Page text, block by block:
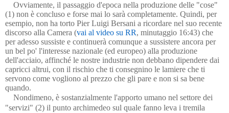
Ovviamente, il passaggio d'epoca nella produzione delle "cose"
(1) non è concluso e forse mai lo sarà completamente. Quindi, per
esempio, non ha torto Pier Luigi Bersani a ricordare nel suo recente
discorso alla Camera (vai al video su RR, minutaggio 16:43) che
per adesso sussiste e continuerà comunque a sussistere ancora per
un bel po' l'interesse nazionale (ed europeo) alla produzione
dell'acciaio, affinché le nostre industrie non debbano dipendere dai
capricci altrui, con il rischio che ti consegnino le lamiere che ti
servono come vogliono al prezzo che gli pare e non si sa bene
quando.
Nondimeno, è sostanzialmente l'apporto umano nel settore dei
"servizi" (2) il punto archimedeo sul quale fanno leva i tremila